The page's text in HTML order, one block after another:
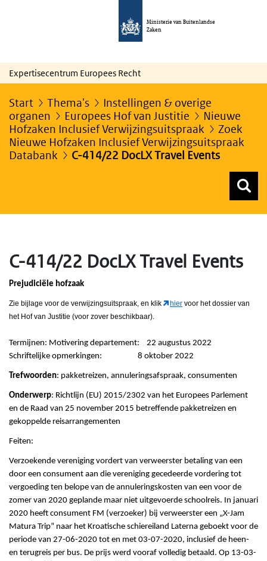
Ministerie van Buitenlandse
Zaken
Expertisecentrum Europees Recht
Start Thema's
Instellingen & overige
organen
Europees Hof van Justitie
Nieuwe
Hofzaken Inclusief Verwijzingsuitspraak
Zoek
Nieuwe Hofzaken Inclusief Verwijzingsuitspraak
Databank
C-414/22 DocLX Travel Events
C-414/22 DocLX Travel Events
Prejudiciële hofzaak
Zie bijlage voor de verwijzingsuitspraak, en klik hier voor het dossier van
het Hof van Justitie (voor zover beschikbaar).
Termijnen: Motivering departement: 22 augustus 2022
Schriftelijke opmerkingen: 8 oktober 2022
Trefwoorden: pakketreizen, annuleringsafspraak, consumenten
Onderwerp: Richtlijn (EU) 2015/2302 van het Europees Parlement
en de Raad van 25 november 2015 betreffende pakketreizen en
gekoppelde reisarrangementen
Feiten:
Verzoekende vereniging vordert van verweerster betaling van een
door een consument aan die vereniging gecedeerde vordering tot
vergoeding ten belope van de annuleringskosten van een voor de
zomer van 2020 geplande maar niet uitgevoerde schoolreis. In januari
2020 heeft consument FM (verzoeker) bij verweerster een „X-Jam
Matura Trip” naar het Kroatische schiereiland Laterna geboekt voor de
periode van 27-06-2020 tot en met 03-07-2020, inclusief de heen-
en terugreis per bus. De prijs werd vooraf volledig betaald. Op 13-03-